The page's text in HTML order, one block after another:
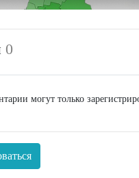
0
могут только